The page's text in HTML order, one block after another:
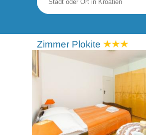
Apartments
Touristeninformation
Strände
Treffen Sie Kroatien
Zimmer Plokite